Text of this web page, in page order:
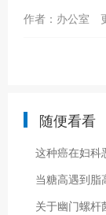
作者：办公室
随便看看
这种癌在妇科
当糖高遇到脂
关于幽门螺杆